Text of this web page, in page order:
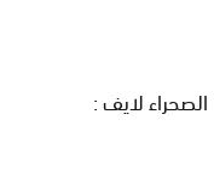
الصحراء لايف :